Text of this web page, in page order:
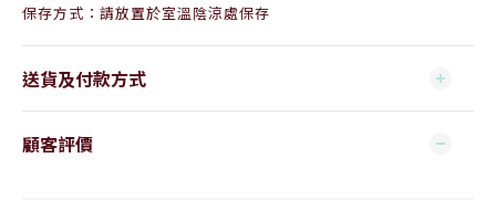
保存方式：請放置於室溫陰涼處保存
送貨及付款方式
顧客評價